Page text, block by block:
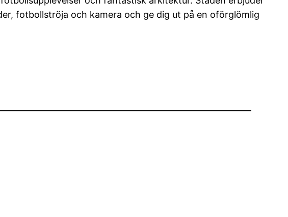
fotbollströja och kamera och ge dig ut på en oförglömlig